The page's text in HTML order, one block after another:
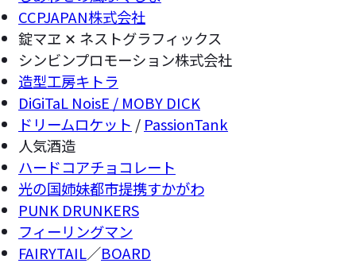
CCPJAPAN株式会社
錠マヱ ✕ ネストグラフィックス
シンビンプロモーション株式会社
造型工房キトラ
DiGiTaL NoisE / MOBY DICK
ドリームロケット / PassionTank
人気酒造
ハードコアチョコレート
光の国姉妹都市提携すかがわ
PUNK DRUNKERS
フィーリングマン
FAIRYTAIL／BOARD